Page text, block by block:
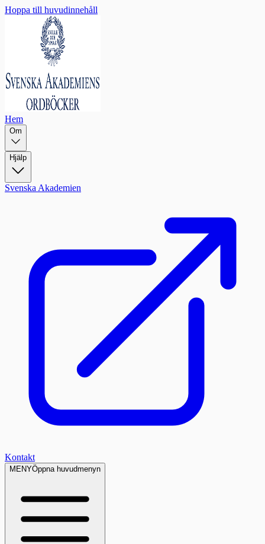
Hoppa till huvudinnehåll
Hem
Om
Hjälp
Svenska Akademien
Kontakt
MENYÖppna huvudmenyn